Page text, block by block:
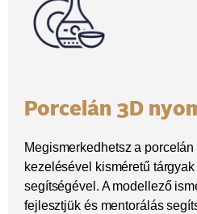
Porcelán 3D
Megismerkedhetsz a
kezelésével kisméretű
segítségével. A modellező
fejlesztjük és mentorálás